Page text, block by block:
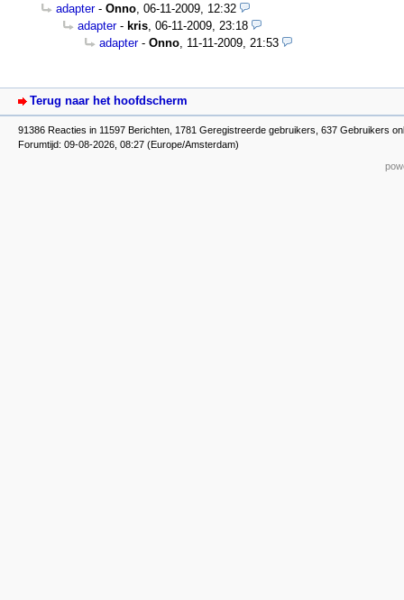
adapter- Onno, 06-11-2009, 12:32
adapter- kris, 06-11-2009, 23:18
adapter- Onno, 11-11-2009, 21:53
Terug naar het hoofdscherm
91386 Reacties in 11597 Berichten, 1781 Geregistreerde gebruikers, 637 Gebruikers
Forumtijd: 09-08-2026, 08:27 (Europe/Amsterdam)